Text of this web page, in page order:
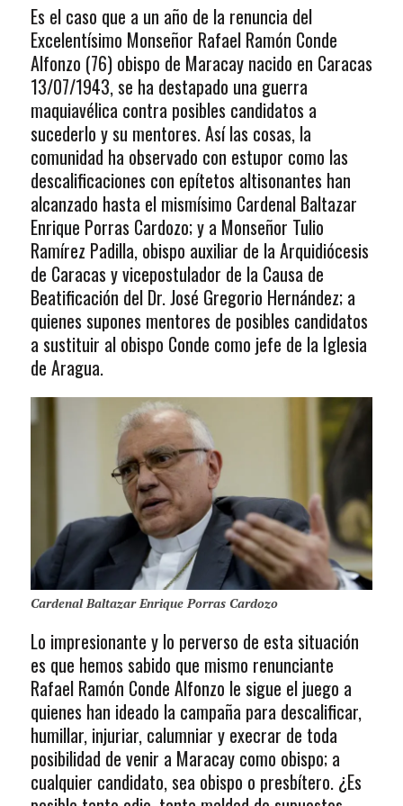
Es el caso que a un año de la renuncia del
Excelentísimo Monseñor Rafael Ramón Conde
Alfonzo (76) obispo de Maracay nacido en Caracas
13/07/1943, se ha destapado una guerra
maquiavélica contra posibles candidatos a
sucederlo y su mentores. Así las cosas, la
comunidad ha observado con estupor como las
descalificaciones con epítetos altisonantes han
alcanzado hasta el mismísimo Cardenal Baltazar
Enrique Porras Cardozo; y a Monseñor Tulio
Ramírez Padilla, obispo auxiliar de la Arquidiócesis
de Caracas y vicepostulador de la Causa de
Beatificación del Dr. José Gregorio Hernández; a
quienes supones mentores de posibles candidatos
a sustituir al obispo Conde como jefe de la Iglesia
de Aragua.
Cardenal Baltazar Enrique Porras Cardozo
Lo impresionante y lo perverso de esta situación
es que hemos sabido que mismo renunciante
Rafael Ramón Conde Alfonzo le sigue el juego a
quienes han ideado la campaña para descalificar,
humillar, injuriar, calumniar y execrar de toda
posibilidad de venir a Maracay como obispo; a
cualquier candidato, sea obispo o presbítero. ¿Es